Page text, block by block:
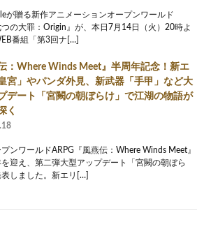
が贈る新作アニメーションオープンワールド
つの大罪：Origin』が、本日7月14日（火）20時よ
番組「第3回ナ[…]
：Where Winds Meet』半周年記念！新エ
宮」やパンダ外見、新武器「手甲」など大
デート「宮闕の朝ぼらけ」で江湖の物語が
く
ンワールドARPG『風燕伝：Where Winds Meet』
迎え、第二弾大型アップデート「宮闕の朝ぼら
表しました。新エリ[…]